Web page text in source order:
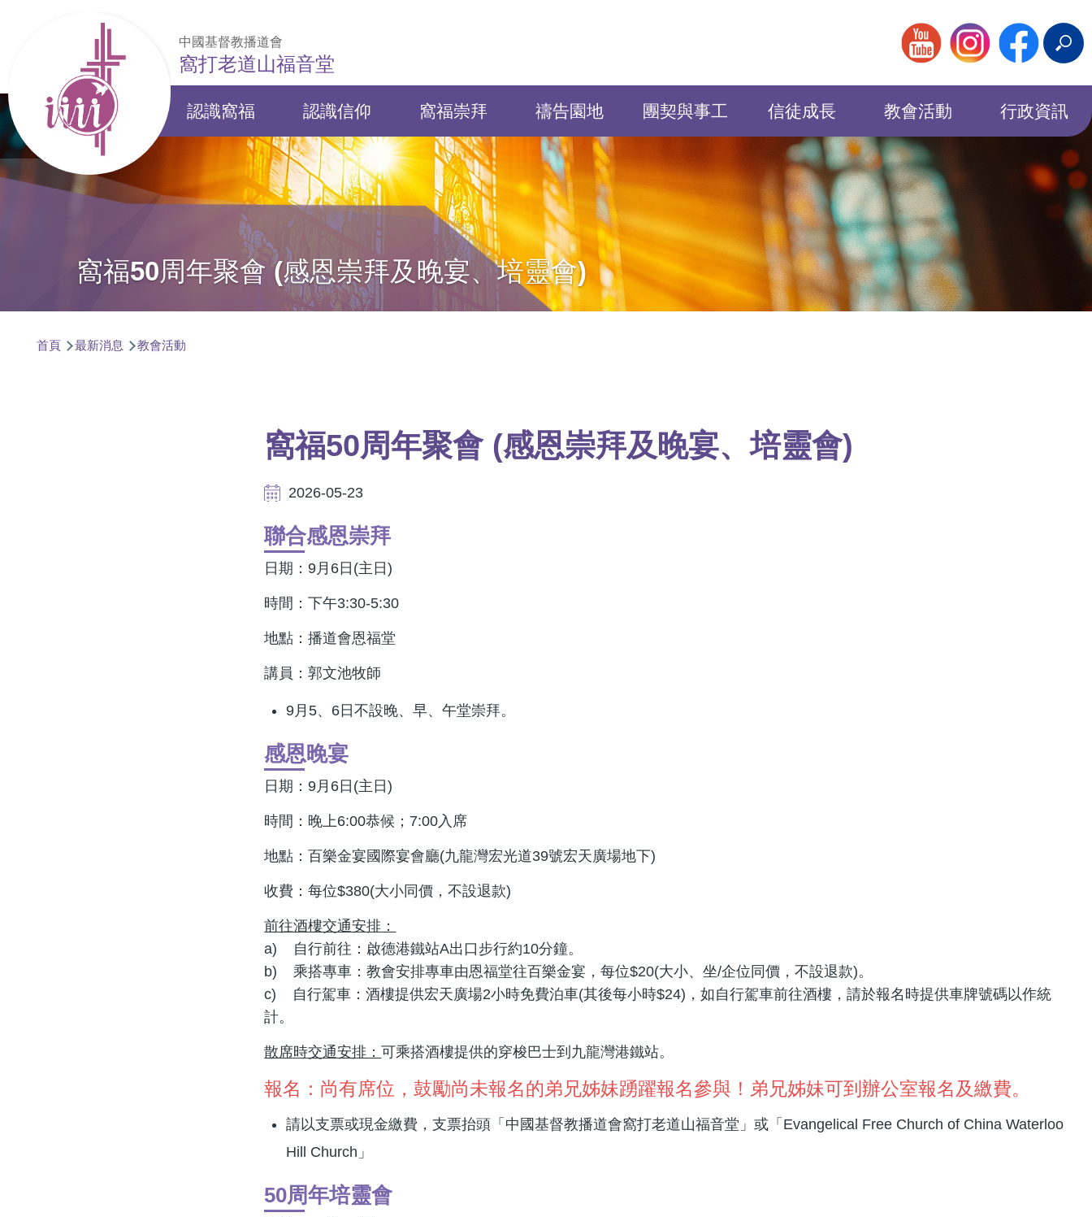
中國基督教播道會
窩打老道山福音堂
搜
尋
Main
navigation
認識窩福 認識信仰 窩福崇拜 禱告園地 團契與事工 信徒成長 教會活動 行政資訊
窩福50周年聚會 (感恩崇拜及晚宴、培靈會)
導
首頁 最新消息 教會活動
窩福50周年聚會 (感恩崇拜及晚宴、培靈會)
2026-05-23
聯合感恩崇拜
日期：9月6日(主日)
時間：下午3:30-5:30
地點：播道會恩福堂
講員：郭文池牧師
9月5、6日不設晚、早、午堂崇拜。
感恩晚宴
日期：9月6日(主日)
時間：晚上6:00恭候；7:00入席
地點：百樂金宴國際宴會廳(九龍灣宏光道39號宏天廣場地下)
收費：每位$380(大小同價，不設退款)
前往酒樓交通安排：
a) 自行前往：啟德港鐵站A出口步行約10分鐘。
b) 乘搭專車：教會安排專車由恩福堂往百樂金宴，每位$20(大小、坐/企位同價，不設退款)。
c) 自行駕車：酒樓提供宏天廣場2小時免費泊車(其後每小時$24)，如自行駕車前往酒樓，請於報名時提供車牌號碼以作統
計。
散席時交通安排：可乘搭酒樓提供的穿梭巴士到九龍灣港鐵站。
報名：尚有席位，鼓勵尚未報名的弟兄姊妹踴躍報名參與！弟兄姊妹可到辦公室報名及繳費。
請以支票或現金繳費，支票抬頭「中國基督教播道會窩打老道山福音堂」或「Evangelical Free Church of China Waterloo
Hill Church」
50周年培靈會